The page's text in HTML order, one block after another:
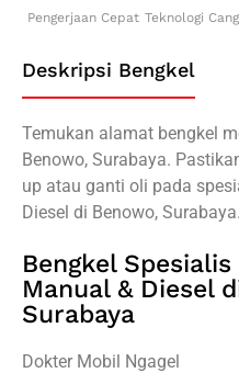
Pengerjaan Cepat Teknologi
Deskripsi Bengkel
Temukan alamat bengkel
Benowo, Surabaya.
up atau ganti oli pada
Diesel di Benowo, Surabaya.
Bengkel
Manual & Diesel
Surabaya
Dokter Mobil Ngagel